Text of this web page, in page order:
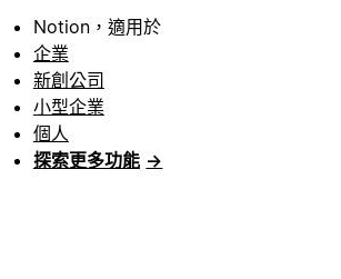
Notion，適用於
企業
新創公司
小型企業
個人
探索更多功能 →